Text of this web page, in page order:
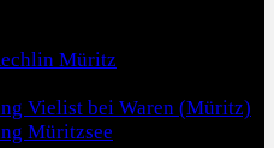
Müritz
Vielist bei Waren (Müritz)
Müritzsee